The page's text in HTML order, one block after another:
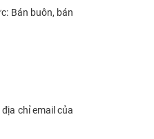
Bán buôn, bán
chỉ email của